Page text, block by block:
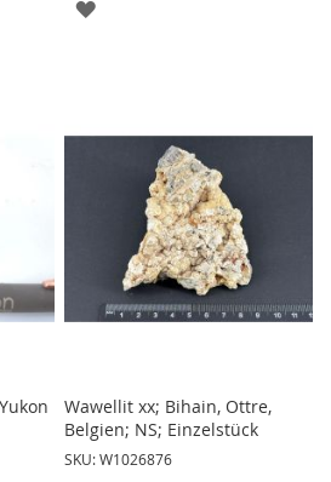
ZUR
Wawellit xx; Bihain, Ottre,
Belgien; NS; Einzelstück
SKU: W1026876